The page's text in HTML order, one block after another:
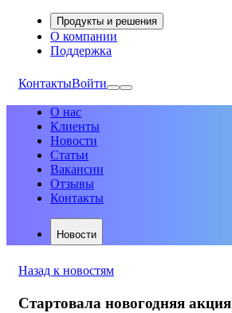
Продукты и решения
О компании
Поддержка
КонтактыВойти
О нас
Клиенты
Новости
Статьи
Вакансии
Отзывы
Контакты
Новости
Назад к новостям
Стартовала новогодняя акция